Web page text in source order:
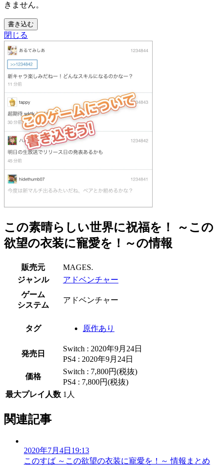
きません。
書き込む
閉じる
この素晴らしい世界に祝福を！ ～この
欲望の衣装に寵愛を！～の情報
販売元
MAGES.
ジャンル
アドベンチャー
ゲーム
システム
アドベンチャー
タグ 原作あり
発売日
Switch : 2020年9月24日
PS4 : 2020年9月24日
価格
Switch : 7,800円(税抜)
PS4 : 7,800円(税抜)
最大プレイ人数 1人
関連記事
2020年7月4日19:13
このすば ～この欲望の衣装に寵愛を！～ 情報まとめ